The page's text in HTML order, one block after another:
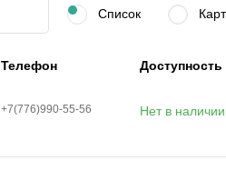
Список
Телефон Доступность
+7(776)990-55-56 Нет в наличии